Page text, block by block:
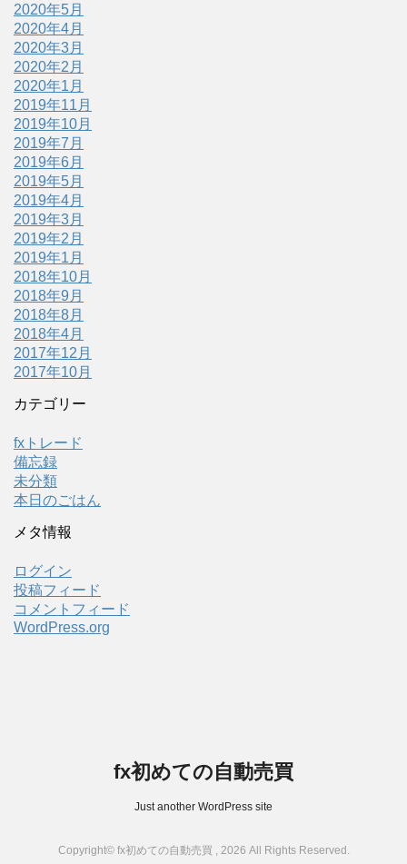
2020年5月
2020年4月
2020年3月
2020年2月
2020年1月
2019年11月
2019年10月
2019年7月
2019年6月
2019年5月
2019年4月
2019年3月
2019年2月
2019年1月
2018年10月
2018年9月
2018年8月
2018年4月
2017年12月
2017年10月
カテゴリー
fxトレード
備忘録
未分類
本日のごはん
メタ情報
ログイン
投稿フィード
コメントフィード
WordPress.org
fx初めての自動売買
Just another WordPress site
Copyright© fx初めての自動売買 , 2026 All Rights Reserved.